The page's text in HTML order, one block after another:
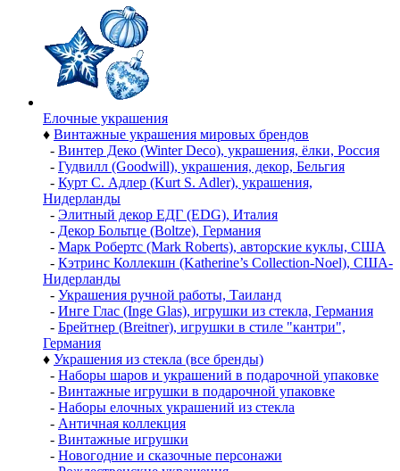
Елочные украшения
♦ Винтажные украшения мировых брендов
- Винтер Деко (Winter Deco), украшения, ёлки, Россия
- Гудвилл (Goodwill), украшения, декор, Бельгия
- Курт С. Адлер (Kurt S. Adler), украшения,
Нидерланды
- Элитный декор ЕДГ (EDG), Италия
- Декор Больтце (Boltze), Германия
- Марк Робертс (Mark Roberts), авторские куклы, США
- Кэтринс Коллекшн (Katherine’s Collection-Noel), США-
Нидерланды
- Украшения ручной работы, Таиланд
- Инге Глас (Inge Glas), игрушки из стекла, Германия
- Брейтнер (Breitner), игрушки в стиле "кантри",
Германия
♦ Украшения из стекла (все бренды)
- Наборы шаров и украшений в подарочной упаковке
- Винтажные игрушки в подарочной упаковке
- Наборы елочных украшений из стекла
- Античная коллекция
- Винтажные игрушки
- Новогодние и сказочные персонажи